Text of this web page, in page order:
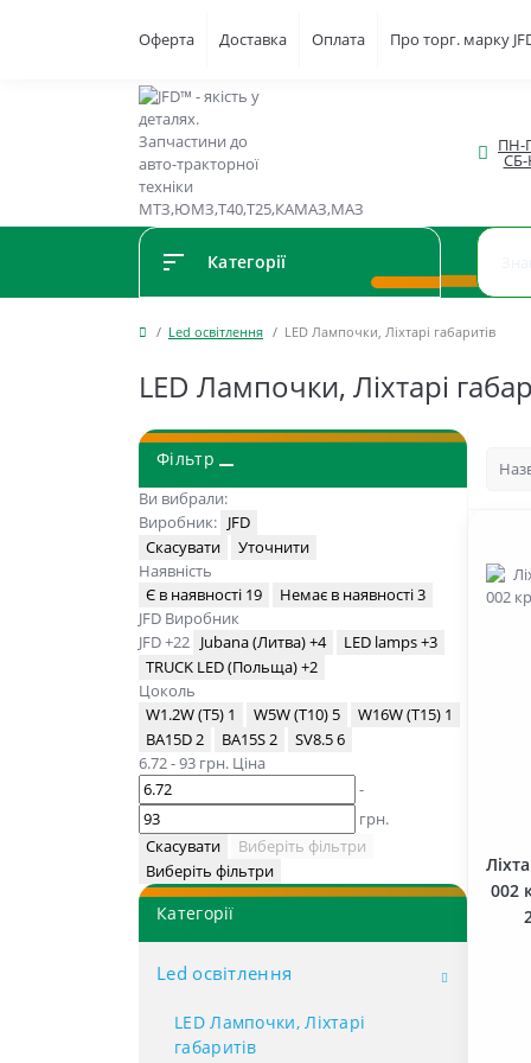
Оферта Доставка Оплата Про торг. марку
ПН-
СБ-
Категорії
Led освітлення LED Лампочки, Ліхтарі габаритів
LED Лампочки, Ліхтарі
Фільтр
Ви вибрали:
Виробник: JFD
Скасувати
Уточнити
Наявність
Є в наявності 19 Немає в наявності3
JFD Виробник
JFD+22 Jubana (Литва)+4 LED lamps+3
TRUCK LED (Польща)+2
Цоколь
W1.2W (T5) 1 W5W (T10) 5 W16W (T15) 1
BA15D2 BA15S2 SV8.56
6.72-93 грн. Ціна
-
грн.
Скасувати
Виберіть фільтри
Виберіть фільтри
Категорії
Led освітлення
LED Лампочки, Ліхтарі
габаритів
002